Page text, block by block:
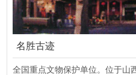
名胜古迹
全国重点文物保护单位。位于山